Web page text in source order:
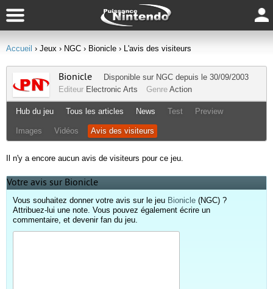
Accueil › Jeux › NGC › Bionicle › L'avis des visiteurs
Bionicle Disponible sur NGC depuis le 30/09/2003
Editeur Electronic Arts Genre Action
Hub du jeu Tous les articles News Test Preview
Images Vidéos Avis des visiteurs
Il n'y a encore aucun avis de visiteurs pour ce jeu.
Votre avis sur Bionicle
Vous souhaitez donner votre avis sur le jeu Bionicle (NGC) ?
Attribuez-lui une note. Vous pouvez également écrire un
commentaire, et devenir fan du jeu.